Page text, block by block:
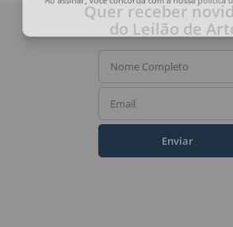
Ao assinar, você concorda com a nossapolítica
Quer receber
do Leilão de
Nome Completo
Email
Enviar